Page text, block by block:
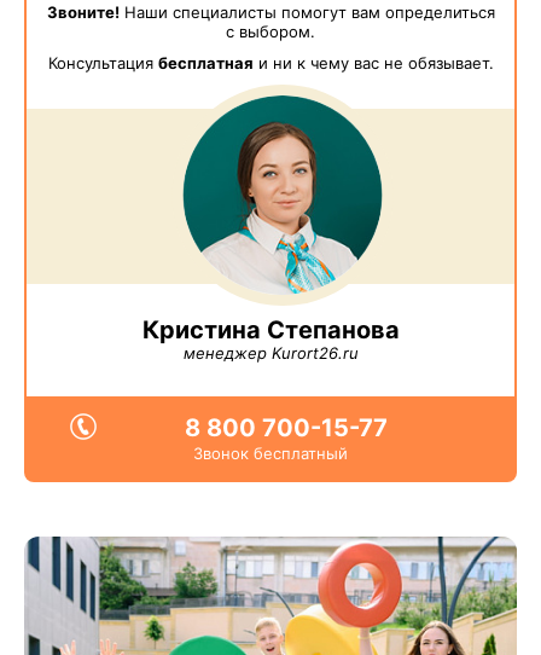
Звоните!Наши специалисты помогут вам определиться
с выбором.
Консультация бесплатная и ни к чему вас не обязывает.
Кристина Степанова
менеджер Kurort26.ru
8 800 700-15-77
Звонок бесплатный